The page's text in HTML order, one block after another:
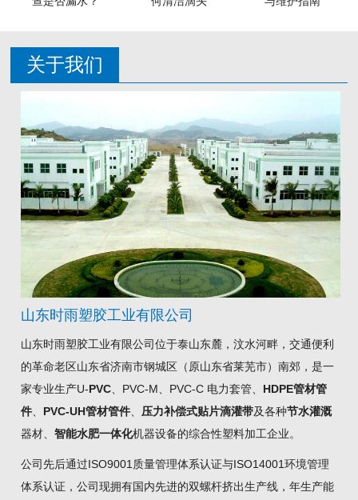
关于我们
山东时雨塑胶工业有限公司
山东时雨塑胶工业有限公司位于泰山东麓，汶水河畔，交通便利
的革命老区山东省济南市钢城区（原山东省莱芜市）南郊，是一
家专业生产U-PVC 、PVC-M、PVC-C 电力套管、 HDPE管材管
件
PVC-UH管材管件 压力补偿式贴片滴灌带及各种节水灌溉
器材、智能水肥一体化机器设备的综合性塑料加工企业。
公司先后通过ISO9001质量管理体系认证与ISO14001环境管理
体系认证，公司现拥有国内先进的双螺杆挤出生产线，年生产能